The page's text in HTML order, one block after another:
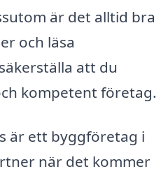
är det alltid bra
och läsa
att du
kompetent företag.
är ett byggföretag i
när det kommer